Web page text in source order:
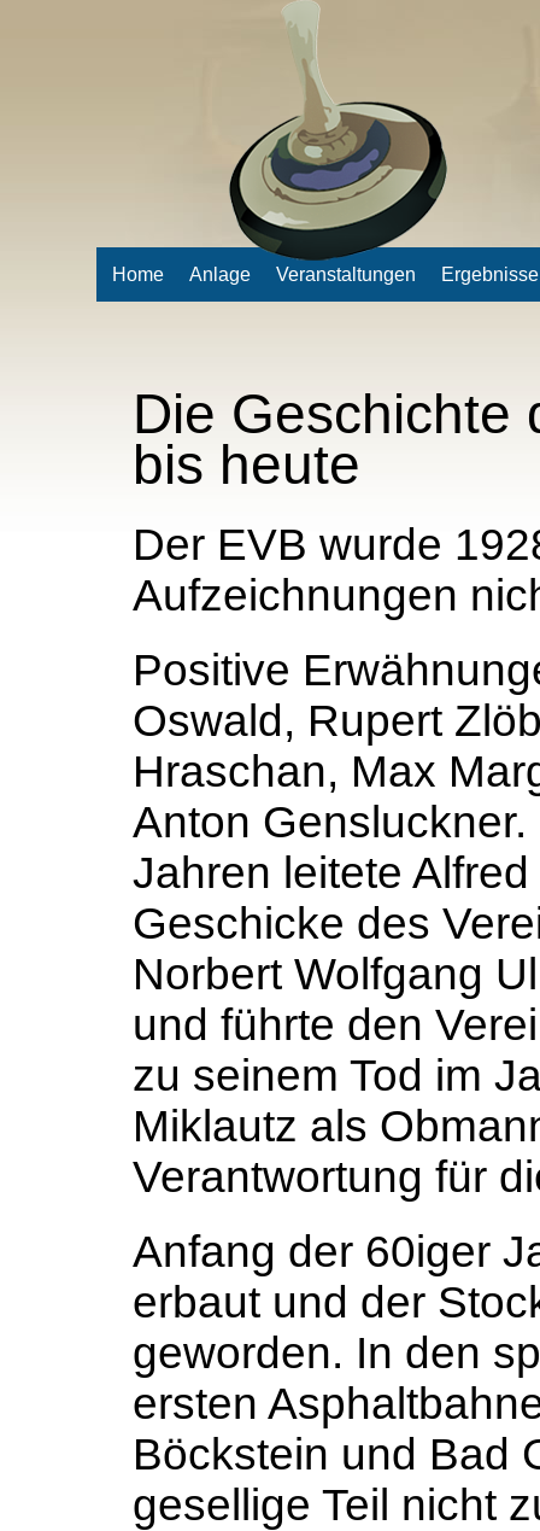
Home Anlage Veranstaltungen Ergebnisse
Die Geschichte
bis heute
Der EVB wurde
Aufzeichnungen
Positive
Oswald, Rupert
Hraschan, Max
Anton
Jahren leitete
Geschicke des
Norbert Wolfgang
und führte den
zu seinem Tod im
Miklautz als
Verantwortung für
Anfang der 60iger
erbaut und der
geworden. In den
ersten
Böckstein und Bad
gesellige Teil nicht